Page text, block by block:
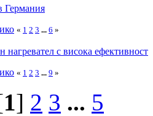
Германия
« 1 2 3 ... 6 »
нагревател с висока ефективност
« 1 2 3 ... 9 »
1] 2 3 ... 5